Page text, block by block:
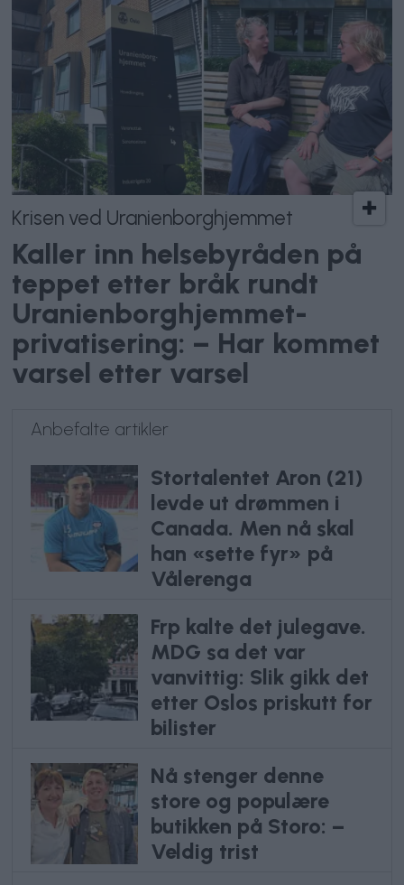
Krisen ved Uranienborghjemmet
Kaller inn helsebyråden på
teppet etter bråk rundt
Uranienborghjemmet-
privatisering: – Har kommet
varsel etter varsel
Anbefalte artikler
Stortalentet Aron (21)
levde ut drømmen i
Canada. Men nå skal
han «sette fyr» på
Vålerenga
Frp kalte det julegave.
MDG sa det var
vanvittig: Slik gikk det
etter Oslos priskutt for
bilister
Nå stenger denne
store og populære
butikken på Storo: –
Veldig trist